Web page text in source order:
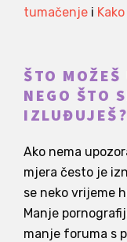
tumačenje i
ŠTO
NEGO ŠTO
IZLUĐUJEŠ?
Ako nema
mjera često je
se neko vrijeme
Manje
manje foruma s